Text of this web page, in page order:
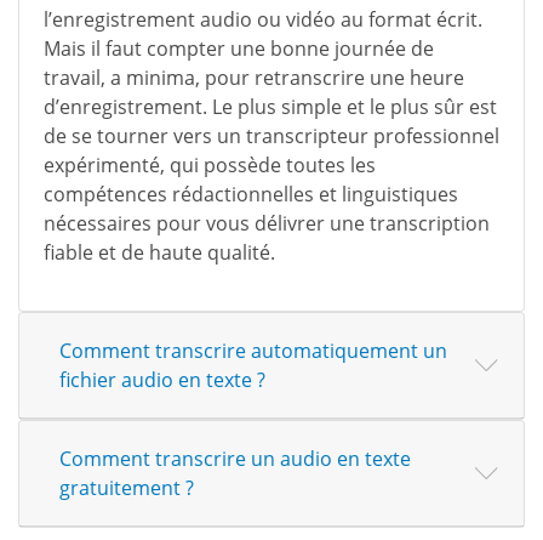
l’enregistrement audio ou vidéo au format écrit.
Mais il faut compter une bonne journée de
travail, a minima, pour retranscrire une heure
d’enregistrement. Le plus simple et le plus sûr est
de se tourner vers un transcripteur professionnel
expérimenté, qui possède toutes les
compétences rédactionnelles et linguistiques
nécessaires pour vous délivrer une transcription
fiable et de haute qualité.
Comment transcrire automatiquement un
fichier audio en texte ?
Comment transcrire un audio en texte
gratuitement ?